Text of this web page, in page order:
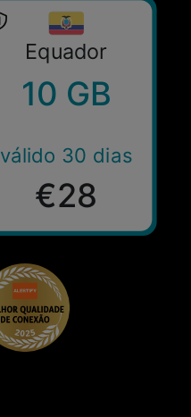
Equador
10 GB
válido 30 dias
€28